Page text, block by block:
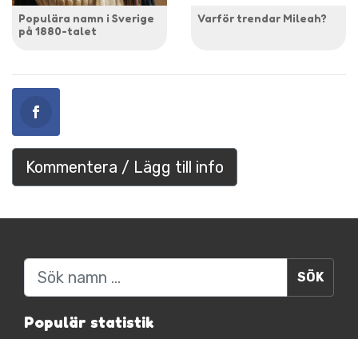
Populära namn i Sverige
på 1880-talet
Varför trendar Mileah?
Kommentera / Lägg till info
Sök
Populär statistik